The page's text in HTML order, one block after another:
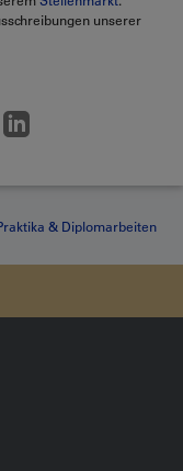
unserer
& Diplomarbeiten